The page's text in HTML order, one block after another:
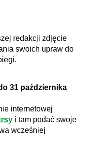
redakcji zdjęcie
swoich upraw do
31 października
internetowej
i tam podać swoje
wcześniej